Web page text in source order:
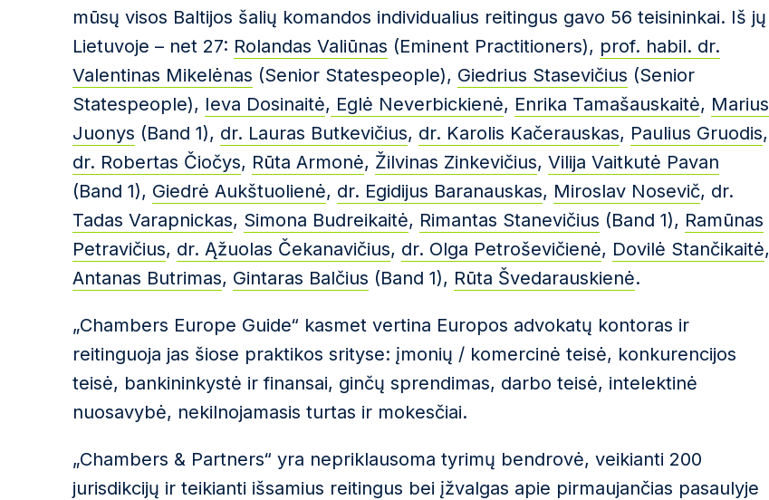
mūsų visos Baltijos šalių komandos individualius reitingus gavo 56 teisininkai. Iš jų
Lietuvoje – net 27: Rolandas Valiūnas (Eminent Practitioners), prof. habil. dr.
Valentinas Mikelėnas (Senior Statespeople), Giedrius Stasevičius (Senior
Statespeople), Ieva Dosinaitė, Eglė Neverbickienė, Enrika Tamašauskaitė, Marius
Juonys (Band 1), dr. Lauras Butkevičius, dr. Karolis Kačerauskas, Paulius Gruodis,
dr. Robertas Čiočys, Rūta Armonė, Žilvinas Zinkevičius, Vilija Vaitkutė Pavan
(Band 1), Giedrė Aukštuolienė, dr. Egidijus Baranauskas, Miroslav Nosevič, dr.
Tadas Varapnickas, Simona Budreikaitė, Rimantas Stanevičius (Band 1), Ramūnas
Petravičius, dr. Ąžuolas Čekanavičius, dr. Olga Petroševičienė, Dovilė Stančikaitė,
Antanas Butrimas, Gintaras Balčius (Band 1), Rūta Švedarauskienė.
„Chambers Europe Guide“ kasmet vertina Europos advokatų kontoras ir
reitinguoja jas šiose praktikos srityse: įmonių / komercinė teisė, konkurencijos
teisė, bankininkystė ir finansai, ginčų sprendimas, darbo teisė, intelektinė
nuosavybė, nekilnojamasis turtas ir mokesčiai.
„Chambers & Partners“ yra nepriklausoma tyrimų bendrovė, veikianti 200
jurisdikcijų ir teikianti išsamius reitingus bei įžvalgas apie pirmaujančias pasaulyje